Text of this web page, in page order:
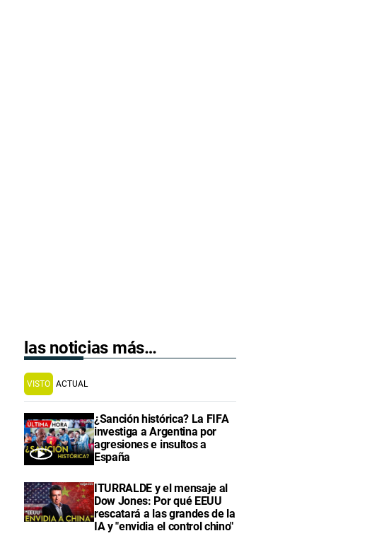
las noticias más…
VISTO ACTUAL
¿Sanción histórica? La FIFA
investiga a Argentina por
agresiones e insultos a
España
ITURRALDE y el mensaje al
Dow Jones: Por qué EEUU
rescatará a las grandes de la
IA y "envidia el control chino"